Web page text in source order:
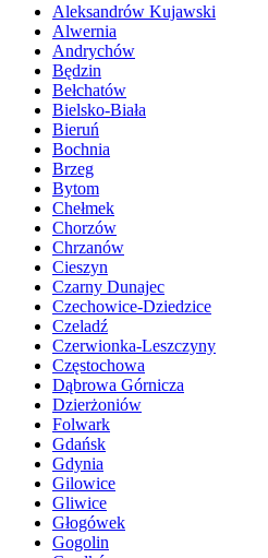
Aleksandrów Kujawski
Alwernia
Andrychów
Będzin
Bełchatów
Bielsko-Biała
Bieruń
Bochnia
Brzeg
Bytom
Chełmek
Chorzów
Chrzanów
Cieszyn
Czarny Dunajec
Czechowice-Dziedzice
Czeladź
Czerwionka-Leszczyny
Częstochowa
Dąbrowa Górnicza
Dzierżoniów
Folwark
Gdańsk
Gdynia
Gilowice
Gliwice
Głogówek
Gogolin